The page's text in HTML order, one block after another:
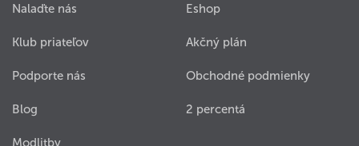
Nalaďte nás
Klub priateľov
Podporte nás
Blog
Modlitby
Eshop
Akčný plán
Obchodné podmienky
2 percentá